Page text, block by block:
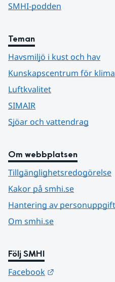
SMHI-podden
Teman
Havsmiljö i kust och hav
Kunskapscentrum för
Luftkvalitet
SIMAIR
Sjöar och vattendrag
Om webbplatsen
Tillgänglighetsredogörelse
Kakor på smhi.se
Hantering av
Om smhi.se
Följ SMHI
Facebook